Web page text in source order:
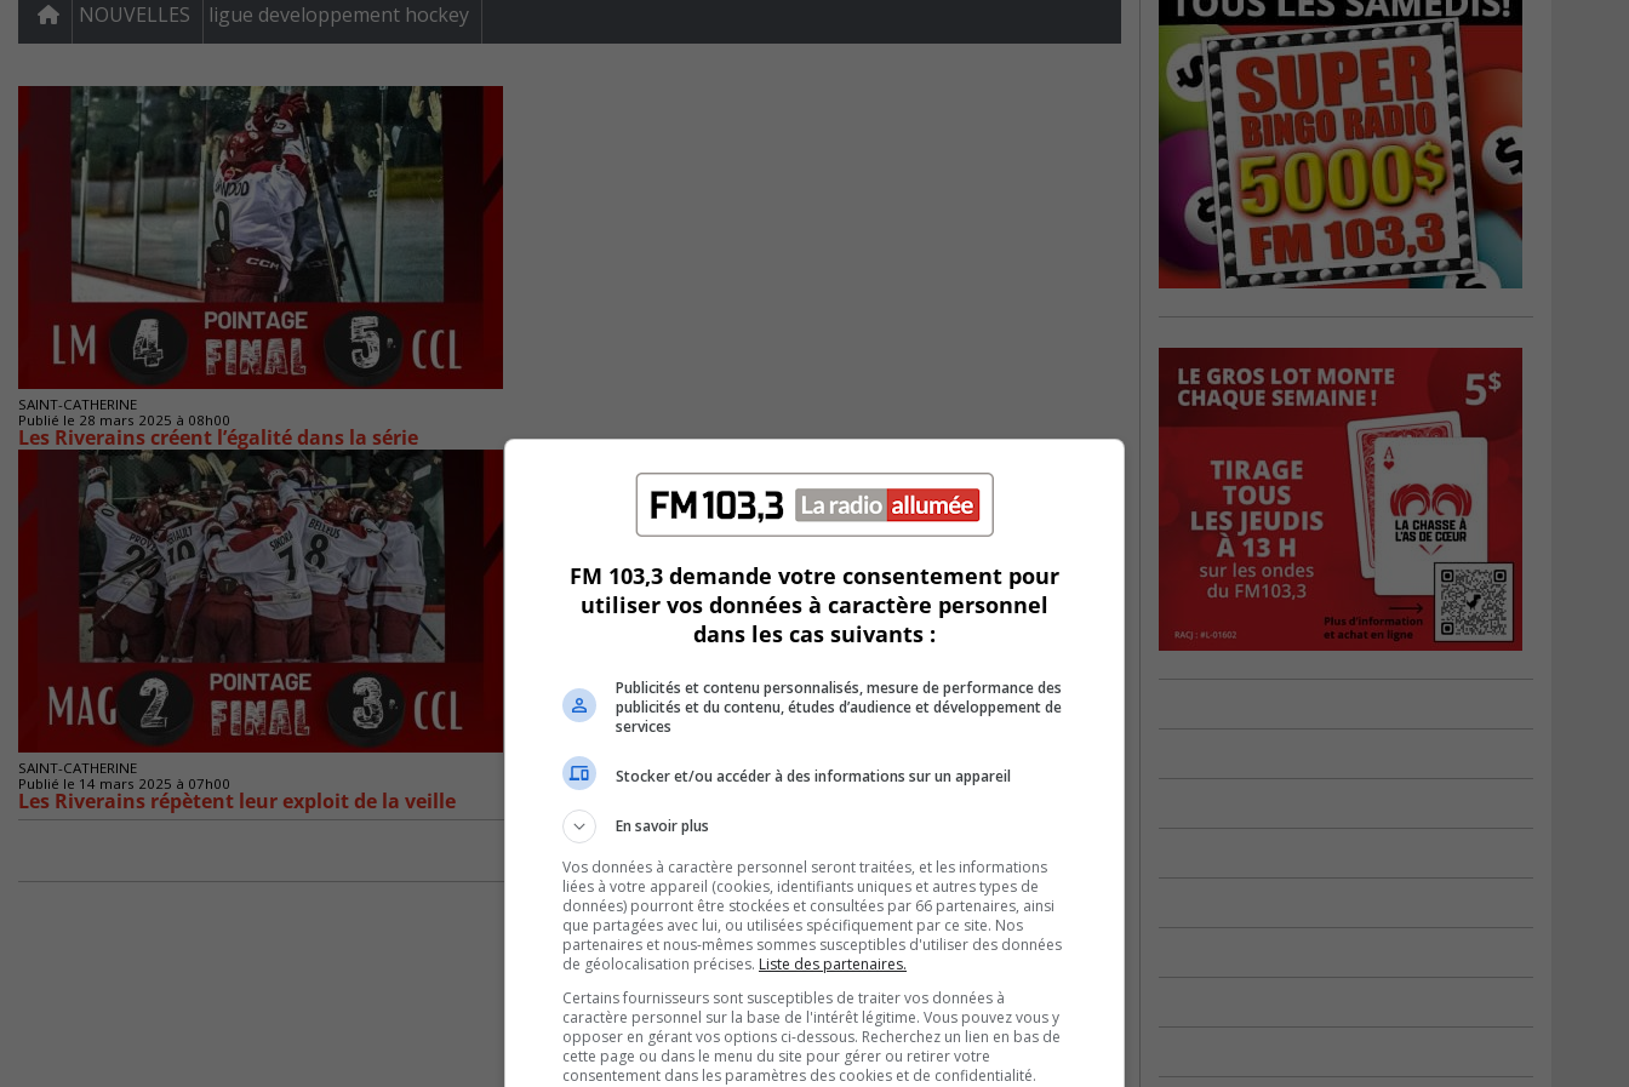
NOUVELLES ligue developpement hockey
SAINT-CATHERINE
Publié le 28 mars 2025 à 08h00
Les Riverains créent l’égalité dans la série
SAINT-CATHERINE
Publié le 14 mars 2025 à 07h00
Les Riverains répètent leur exploit de la veille
FM 103,3 demande votre consentement pour
utiliser vos données à caractère personnel
dans les cas suivants :
Publicités et contenu personnalisés, mesure de performance des
publicités et du contenu, études d’audience et développement de
services
Stocker et/ou accéder à des informations sur un appareil
En savoir plus
Vos données à caractère personnel seront traitées, et les informations
liées à votre appareil (cookies, identifiants uniques et autres types de
données) pourront être stockées et consultées par 66 partenaires, ainsi
que partagées avec lui, ou utilisées spécifiquement par ce site. Nos
partenaires et nous-mêmes sommes susceptibles d'utiliser des données
de géolocalisation précises. Liste des partenaires.
Certains fournisseurs sont susceptibles de traiter vos données à
caractère personnel sur la base de l'intérêt légitime. Vous pouvez vous y
opposer en gérant vos options ci-dessous. Recherchez un lien en bas de
cette page ou dans le menu du site pour gérer ou retirer votre
consentement dans les paramètres des cookies et de confidentialité.